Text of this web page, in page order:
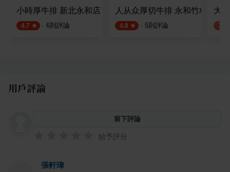
小時厚牛排 新北永和店
4.7 · 6則評論
人从众厚切牛排 永和竹林店
4.8 · 5則評論
大
3.8
用戶評論
留下評論
給予評分
張軒瑋